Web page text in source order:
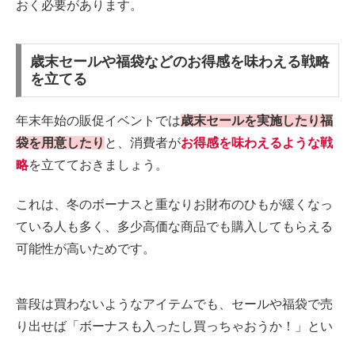
おく必要があります。
歳末セールや福袋などのお得感を味わえる戦略
を立てる
年末年始の販促イベントでは歳末セールを実施したり福
袋を用意したり と、消費者がお得感を味わえるような戦
略を立てておきましょう。
これは、冬のボーナスと重なりお財布のひもが緩くなっ
ている人も多く、多少高価な商品でも購入してもらえる
可能性が高いためです。
普段は買わないようなアイテムでも、セールや福袋で売
り出せば「ボーナスも入ったし買っちゃおうか！」とい